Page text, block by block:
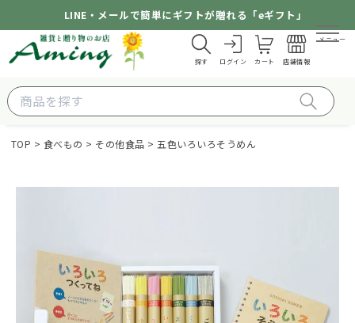
LINE・メールで簡単にギフトが贈れる「eギフト」
探す ログイン カート 店舗情報
メニュー
TOP 食べもの その他食品 五色いろいろそうめん